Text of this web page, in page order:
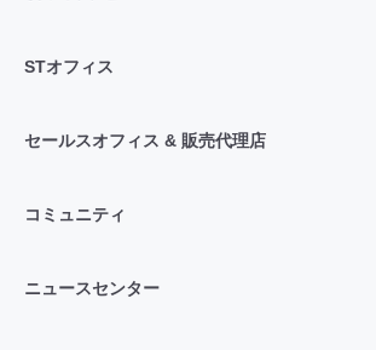
STオフィス
セールスオフィス & 販売代理店
コミュニティ
ニュースセンター